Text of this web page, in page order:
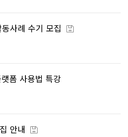
사례 수기 모집
폼 사용법 특강
안내